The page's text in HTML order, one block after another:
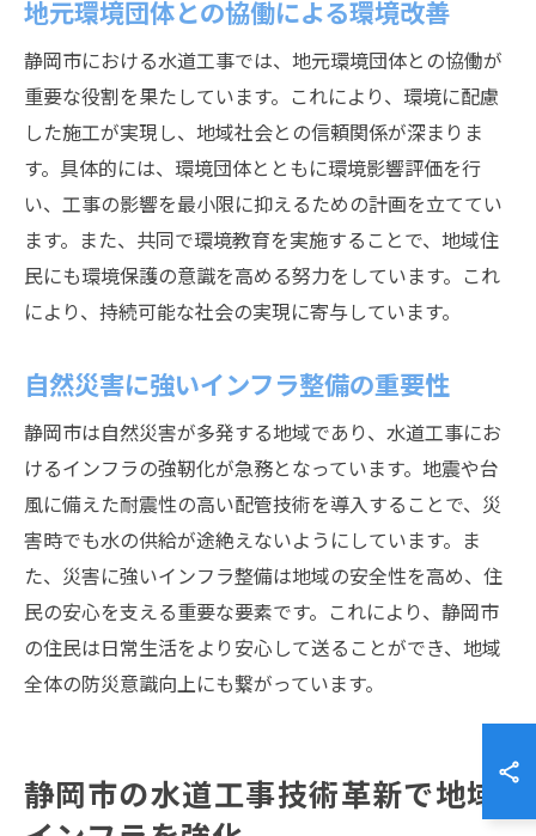
地元環境団体との協働による環境改善
静岡市における水道工事では、地元環境団体との協働が
重要な役割を果たしています。これにより、環境に配慮
した施工が実現し、地域社会との信頼関係が深まりま
す。具体的には、環境団体とともに環境影響評価を行
い、工事の影響を最小限に抑えるための計画を立ててい
ます。また、共同で環境教育を実施することで、地域住
民にも環境保護の意識を高める努力をしています。これ
により、持続可能な社会の実現に寄与しています。
自然災害に強いインフラ整備の重要性
静岡市は自然災害が多発する地域であり、水道工事にお
けるインフラの強靭化が急務となっています。地震や台
風に備えた耐震性の高い配管技術を導入することで、災
害時でも水の供給が途絶えないようにしています。ま
た、災害に強いインフラ整備は地域の安全性を高め、住
民の安心を支える重要な要素です。これにより、静岡市
の住民は日常生活をより安心して送ることができ、地域
全体の防災意識向上にも繋がっています。
静岡市の水道工事技術革新で地域